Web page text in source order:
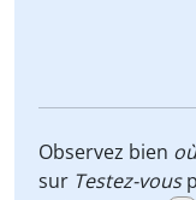
Observez bien où
sur Testez-vous